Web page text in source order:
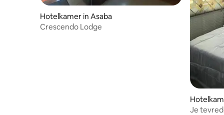
Hotelkamer in Asaba
Crescendo Lodge
Je